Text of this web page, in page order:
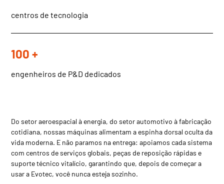
centros de tecnologia
100 +
engenheiros de P&D dedicados
Do setor aeroespacial à energia, do setor automotivo à fabricação
cotidiana, nossas máquinas alimentam a espinha dorsal oculta da
vida moderna. E não paramos na entrega: apoiamos cada sistema
com centros de serviços globais, peças de reposição rápidas e
suporte técnico vitalício, garantindo que, depois de começar a
usar a Evotec, você nunca esteja sozinho.